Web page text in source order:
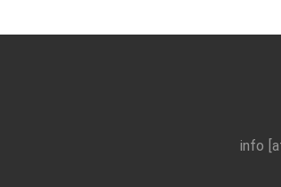
info